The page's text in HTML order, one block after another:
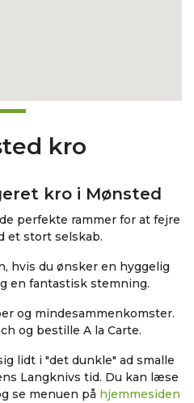
kro
kro i Mønsted
perfekte rammer for at fejre
et stort selskab.
hvis du ønsker en hyggelig
en fantastisk stemning.
og mindesammenkomster.
og bestille A la Carte.
lidt i "det dunkle" ad smalle
Langknivs tid. Du kan læse
se menuen på hjemmesiden